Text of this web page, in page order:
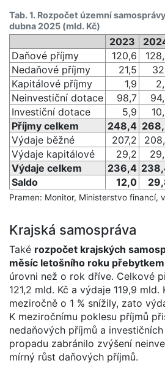
Tab. 1. Rozpočet územní
dubna 2025 (mld. Kč)
2023
Daňové příjmy
120,6
Nedaňové příjmy
21,5
Kapitálové příjmy
1,9
Neinvestiční dotace
98,7
Investiční dotace
5,9
Příjmy celkem
248,4
Výdaje běžné
207,2
Výdaje kapitálové
29,2
Výdaje celkem
236,4
Saldo
12,0
Pramen: Monitor, Ministerstvo financí,
Krajská samospráva
Také rozpočet krajských
měsíc letošního roku
úrovni než o rok dříve. Celkové
121,2 mld. Kč a výdaje 119,9 mld.
meziročně o 1 % snížily, zato
K meziročnímu poklesu příjmů
nedaňových příjmů a
propadu zabránilo zvýšení
mírný růst daňových příjmů.